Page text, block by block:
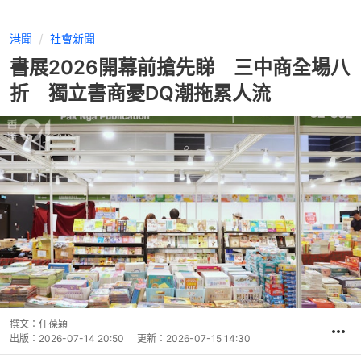
港聞 社會新聞
書展2026開幕前搶先睇 三中商全場八
折 獨立書商憂DQ潮拖累人流
撰文： 任葆穎
出版： 2026-07-14 20:50 更新： 2026-07-15 14:30